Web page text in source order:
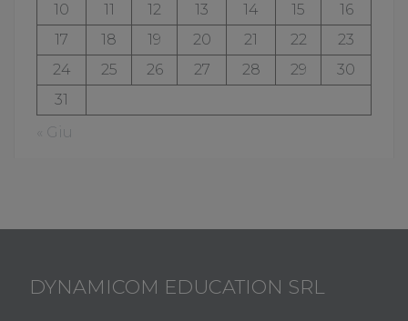
10
11 12 13 14 15
16
17
18 19 20 21 22
23
24
25 26 27 28 29
30
31
« Giu
DYNAMICOM EDUCATION SRL